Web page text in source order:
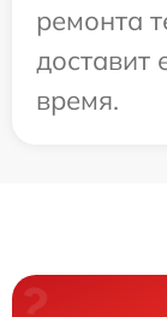
ремонта
доставит
время.